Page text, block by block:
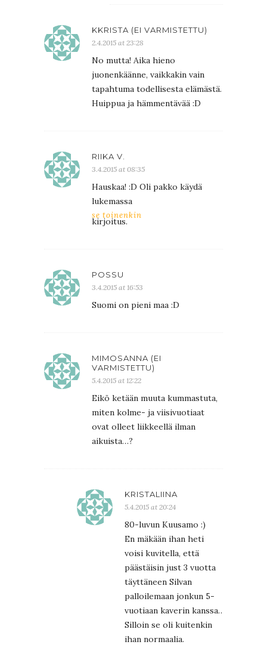
KKRISTA (EI VARMISTETTU)
2.4.2015 at 23:28
No mutta! Aika hieno
juonenkäänne, vaikkakin vain
tapahtuma todellisesta elämästä.
Huippua ja hämmentävää :D
RIIKA V.
3.4.2015 at 08:35
Hauskaa! :D Oli pakko käydä
lukemassa
se toinenkin
kirjoitus.
POSSU
3.4.2015 at 16:53
Suomi on pieni maa :D
MIMOSANNA (EI
VARMISTETTU)
5.4.2015 at 12:22
Eikö ketään muuta kummastuta,
miten kolme- ja viisivuotiaat
ovat olleet liikkeellä ilman
aikuista…?
KRISTALIINA
5.4.2015 at 20:24
80-luvun Kuusamo :)
En mäkään ihan heti
voisi kuvitella, että
päästäisin just 3 vuotta
täyttäneen Silvan
palloilemaan jonkun 5-
vuotiaan kaverin kanssa…
Silloin se oli kuitenkin
ihan normaalia.